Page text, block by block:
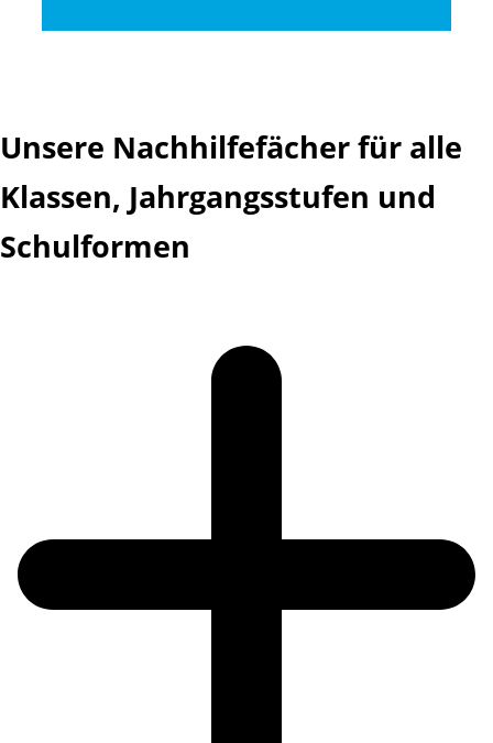
Unsere Nachhilfefächer für alle
Klassen, Jahrgangsstufen und
Schulformen